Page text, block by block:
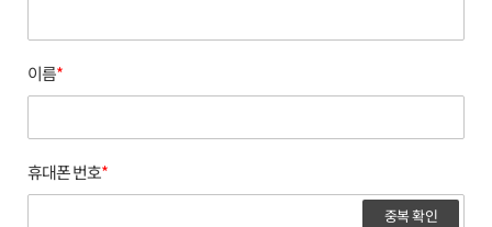
이름*
휴대폰 번호*
중복 확인